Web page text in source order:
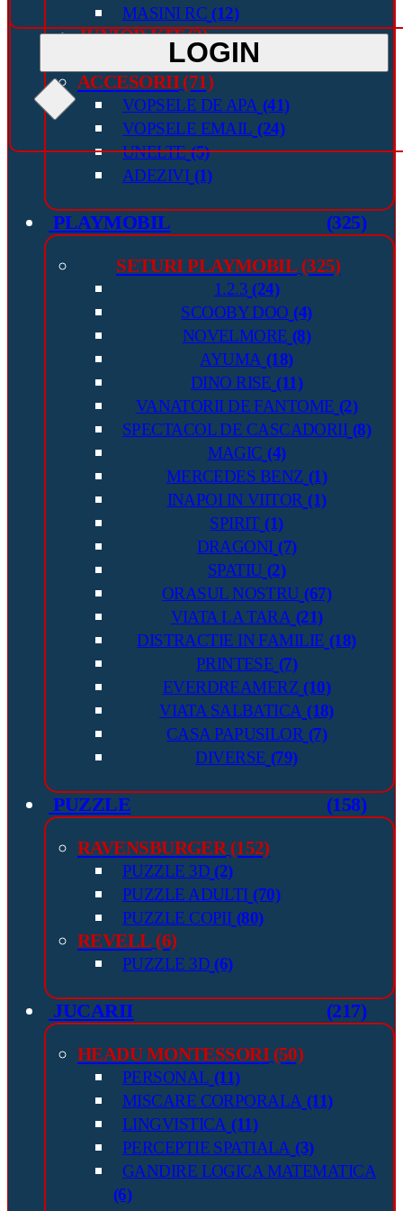
MASINI RC (12)
JUNIOR KIT(2)
JUNIOR (2)
ACCESORII (71)
VOPSELE DE APA (41)
VOPSELE EMAIL (24)
UNELTE (5)
ADEZIVI (1)
PLAYMOBIL (325)
SETURI PLAYMOBIL (325)
1.2.3 (24)
SCOOBY DOO (4)
NOVELMORE (8)
AYUMA (18)
DINO RISE (11)
VANATORII DE FANTOME (2)
SPECTACOL DE CASCADORII (8)
MAGIC (4)
MERCEDES BENZ (1)
INAPOI IN VIITOR (1)
SPIRIT (1)
DRAGONI (7)
SPATIU (2)
ORASUL NOSTRU (67)
VIATA LA TARA (21)
DISTRACTIE IN FAMILIE (18)
PRINTESE (7)
EVERDREAMERZ (10)
VIATA SALBATICA (18)
CASA PAPUSILOR (7)
DIVERSE (79)
PUZZLE (158)
RAVENSBURGER (152)
PUZZLE 3D (2)
PUZZLE ADULTI (70)
PUZZLE COPII (80)
REVELL (6)
PUZZLE 3D (6)
JUCARII (217)
HEADU MONTESSORI (50)
PERSONAL (11)
MISCARE CORPORALA (11)
LINGVISTICA (11)
PERCEPTIE SPATIALA (3)
GANDIRE LOGICA MATEMATICA
(6)
LOGIN